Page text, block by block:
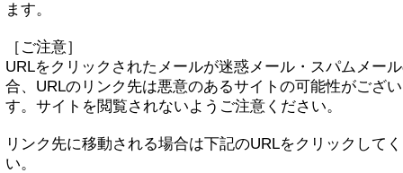
ます。
［ご注意］
URLをクリックされたメールが迷惑メール・スパムメー
合、URLのリンク先は悪意のあるサイトの可能性がござ
す。サイトを閲覧されないようご注意ください。
リンク先に移動される場合は下記のURLをクリックして
い。